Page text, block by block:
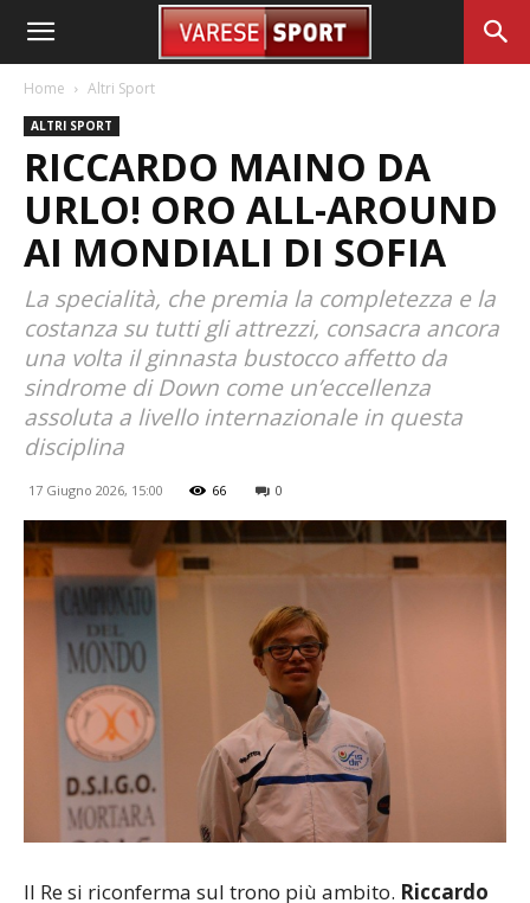
Home Altri Sport
ALTRI SPORT
RICCARDO MAINO DA
URLO! ORO ALL-AROUND
AI MONDIALI DI SOFIA
La specialità, che premia la completezza e la
costanza su tutti gli attrezzi, consacra ancora
una volta il ginnasta bustocco affetto da
sindrome di Down come un’eccellenza
assoluta a livello internazionale in questa
disciplina
17 Giugno 2026, 15:00 66 0
Il Re si riconferma sul trono più ambito. Riccardo